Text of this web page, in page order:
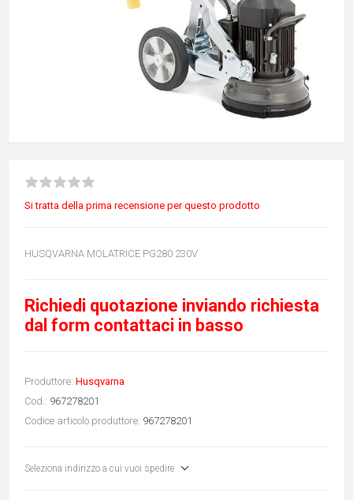
Si tratta della prima recensione per questo prodotto
HUSQVARNA MOLATRICE PG280 230V
Richiedi quotazione inviando richiesta
dal form contattaci in basso
Produttore: Husqvarna
Cod.: 967278201
Codice articolo produttore: 967278201
Seleziona indirizzo a cui vuoi spedire